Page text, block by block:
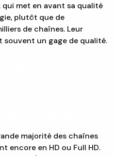
qui met en avant sa qualité
plutôt que de
de chaînes. Leur
souvent un gage de qualité.
majorité des chaînes
encore en HD ou Full HD.